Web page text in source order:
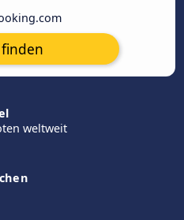
finden
weltweit